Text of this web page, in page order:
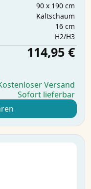
90 x 190 cm
Kaltschaum
16 cm
H2/H3
114,95 €
Versand
Sofort lieferbar